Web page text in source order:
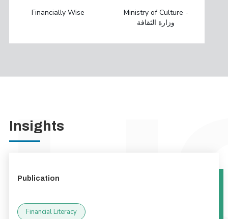
Financially Wise
Ministry of Culture -
وزارة الثقافة
Insights
Publication
Financial Literacy